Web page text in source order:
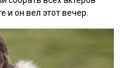
и он вел этот вечер.